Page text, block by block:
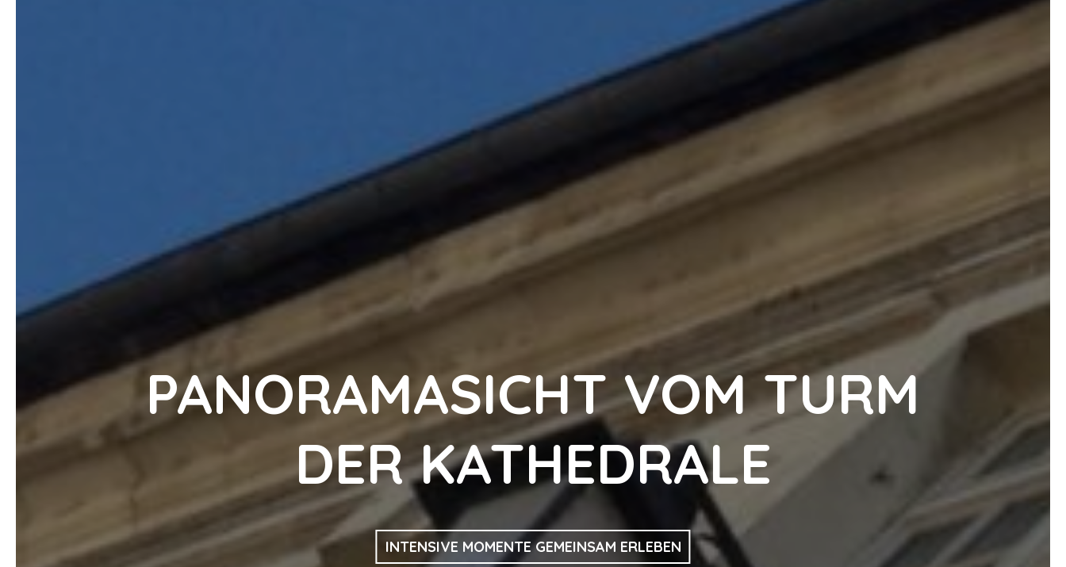
PANORAMASICHT VOM TURM
DER KATHEDRALE
INTENSIVE MOMENTE GEMEINSAM ERLEBEN